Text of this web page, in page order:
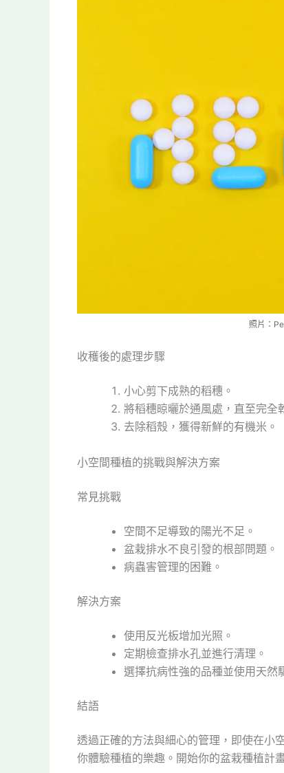
照片：
收穫後的處理步驟
小心剪下成熟的稻穗。
將稻穗晾曬於通風處，直至完全
去除稻殼，獲得新鮮的有機米。
小空間種植的挑戰與解決方案
常見挑戰
空間不足導致的陽光不足。
盆栽排水不良引發的根部問題。
病蟲害管理的困難。
解決方案
使用反光板增加光照。
定期檢查排水孔並進行清理。
選擇抗病性強的品種並使用天然
結語
透過正確的方法與細心的管理，即使在小
你體驗種植的樂趣。開始你的盆栽種植計